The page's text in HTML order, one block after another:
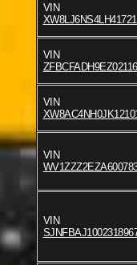
VIN
VIN
VIN
VIN
VIN